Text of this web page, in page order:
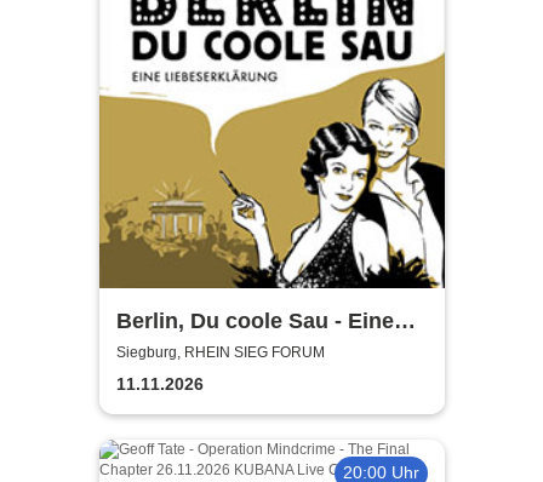
Berlin, Du coole Sau - Eine
Liebeserklärung
Siegburg, RHEIN SIEG FORUM
11.11.2026
20:00 Uhr